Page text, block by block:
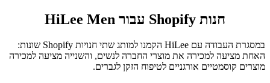
חנות Shopify עבור HiLee Men
במסגרת העבודה עם HiLee הקמנו למותג שתי חנויות Shopify שונות:
האחת מציעה למכירה את מוצרי החברה לנשים, והשנייה מציעה למכירה
מוצרים קוסמטיים אורגניים לטיפוח הזקן לגברים.